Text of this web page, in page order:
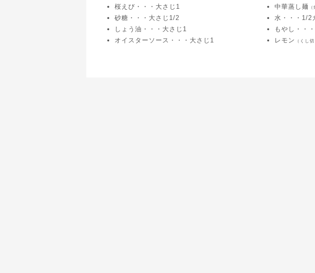
桜えび・・・大さじ1
砂糖・・・大さじ1/2
しょう油・・・大さじ1
オイスターソース・・・大さじ1
中華蒸し麺
水・・・1/2
もやし・・
レモン
（くし切